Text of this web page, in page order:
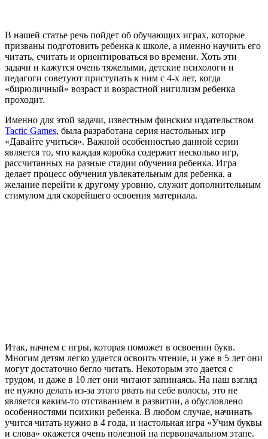
В нашей статье речь пойдет об обучающих играх, которые
призваны подготовить ребенка к школе, а именно научить его
читать, считать и ориентироваться во времени. Хоть эти
задачи и кажутся очень тяжелыми, детские психологи и
педагоги советуют приступать к ним с 4-х лет, когда
«бирюличный» возраст и возрастной нигилизм ребенка
проходит.
Именно для этой задачи, известным финским издательством
Tactic Games, была разработана серия настольных игр
«Давайте учиться». Важной особенностью данной серии
является то, что каждая коробка содержит несколько игр,
рассчитанных на разные стадии обучения ребенка. Игра
делает процесс обучения увлекательным для ребенка, а
желание перейти к другому уровню, служит дополнительным
стимулом для скорейшего освоения материала.
Итак, начнем с игры, которая поможет в освоении букв.
Многим детям легко удается освоить чтение, и уже в 5 лет они
могут достаточно бегло читать. Некоторым это дается с
трудом, и даже в 10 лет они читают запинаясь. На наш взгляд
не нужно делать из-за этого рвать на себе волосы, это не
является каким-то отставанием в развитии, а обусловлено
особенностями психики ребенка. В любом случае, начинать
учится читать нужно в 4 года, и настольная игра «Учим буквы
и слова» окажется очень полезной на первоначальном этапе.